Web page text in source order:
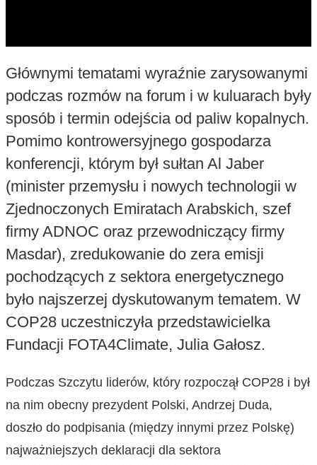
Głównymi tematami wyraźnie zarysowanymi
podczas rozmów na forum i w kuluarach były
sposób i termin odejścia od paliw kopalnych.
Pomimo kontrowersyjnego gospodarza
konferencji, którym był sułtan Al Jaber
(minister przemysłu i nowych technologii w
Zjednoczonych Emiratach Arabskich, szef
firmy ADNOC oraz przewodniczący firmy
Masdar), zredukowanie do zera emisji
pochodzących z sektora energetycznego
było najszerzej dyskutowanym tematem. W
COP28 uczestniczyła przedstawicielka
Fundacji FOTA4Climate, Julia Gałosz.
Podczas Szczytu liderów, który rozpoczął COP28 i był
na nim obecny prezydent Polski, Andrzej Duda,
doszło do podpisania (między innymi przez Polskę)
najważniejszych deklaracji dla sektora